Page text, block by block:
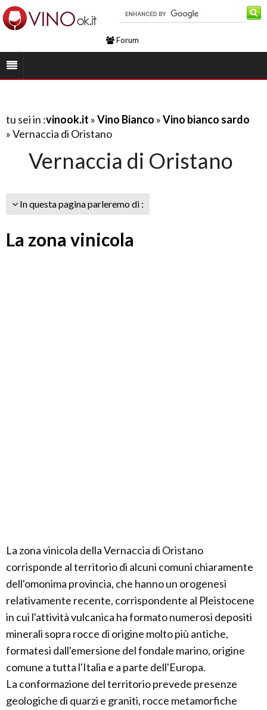
Forum
tu sei in :vinook.it »Vino Bianco »Vino bianco sardo
» Vernaccia di Oristano
Vernaccia di Oristano
In questa pagina parleremo di :
La zona vinicola
La zona vinicola della Vernaccia di Oristano
corrisponde al territorio di alcuni comuni chiaramente
dell'omonima provincia, che hanno un orogenesi
relativamente recente, corrispondente al Pleistocene
in cui l'attività vulcanica ha formato numerosi depositi
minerali sopra rocce di origine molto più antiche,
formatesi dall'emersione del fondale marino, origine
comune a tutta l'Italia e a parte dell'Europa.
La conformazione del territorio prevede presenze
geologiche di quarzi e graniti, rocce metamorfiche